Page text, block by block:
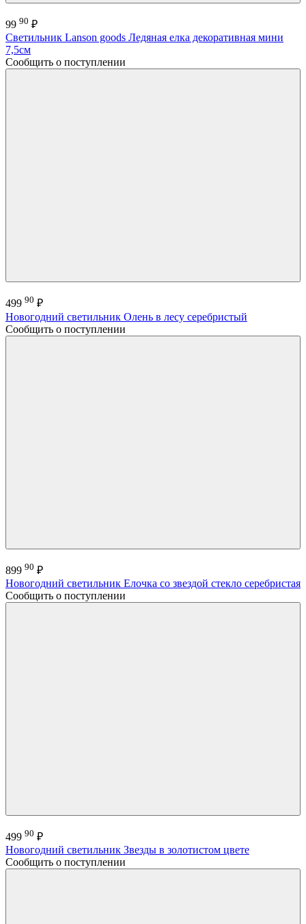
99 90 ₽
Светильник Lanson goods Ледяная елка декоративная мини
7,5см
Сообщить о поступлении
499 90 ₽
Новогодний светильник Олень в лесу серебристый
Сообщить о поступлении
899 90 ₽
Новогодний светильник Елочка со звездой стекло серебристая
Сообщить о поступлении
499 90 ₽
Новогодний светильник Звезды в золотистом цвете
Сообщить о поступлении